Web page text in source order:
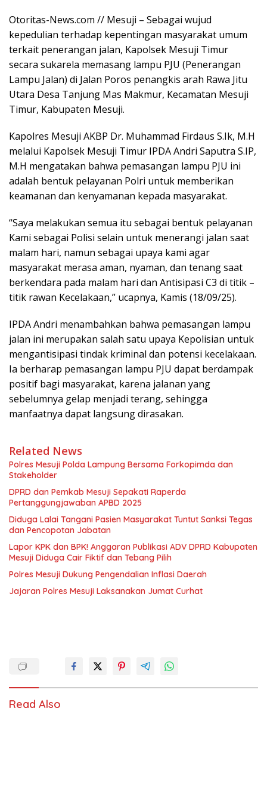
Otoritas-News.com // Mesuji – Sebagai wujud
kepedulian terhadap kepentingan masyarakat umum
terkait penerangan jalan, Kapolsek Mesuji Timur
secara sukarela memasang lampu PJU (Penerangan
Lampu Jalan) di Jalan Poros penangkis arah Rawa Jitu
Utara Desa Tanjung Mas Makmur, Kecamatan Mesuji
Timur, Kabupaten Mesuji.
Kapolres Mesuji AKBP Dr. Muhammad Firdaus S.Ik, M.H
melalui Kapolsek Mesuji Timur IPDA Andri Saputra S.IP,
M.H mengatakan bahwa pemasangan lampu PJU ini
adalah bentuk pelayanan Polri untuk memberikan
keamanan dan kenyamanan kepada masyarakat.
“Saya melakukan semua itu sebagai bentuk pelayanan
Kami sebagai Polisi selain untuk menerangi jalan saat
malam hari, namun sebagai upaya kami agar
masyarakat merasa aman, nyaman, dan tenang saat
berkendara pada malam hari dan Antisipasi C3 di titik –
titik rawan Kecelakaan,” ucapnya, Kamis (18/09/25).
IPDA Andri menambahkan bahwa pemasangan lampu
jalan ini merupakan salah satu upaya Kepolisian untuk
mengantisipasi tindak kriminal dan potensi kecelakaan.
Ia berharap pemasangan lampu PJU dapat berdampak
positif bagi masyarakat, karena jalanan yang
sebelumnya gelap menjadi terang, sehingga
manfaatnya dapat langsung dirasakan.
Related News
Polres Mesuji Polda Lampung Bersama Forkopimda dan
Stakeholder
DPRD dan Pemkab Mesuji Sepakati Raperda
Pertanggungjawaban APBD 2025
Diduga Lalai Tangani Pasien Masyarakat Tuntut Sanksi Tegas
dan Pencopotan Jabatan
Lapor KPK dan BPK! Anggaran Publikasi ADV DPRD Kabupaten
Mesuji Diduga Cair Fiktif dan Tebang Pilih
Polres Mesuji Dukung Pengendalian Inflasi Daerah
Jajaran Polres Mesuji Laksanakan Jumat Curhat
Read Also